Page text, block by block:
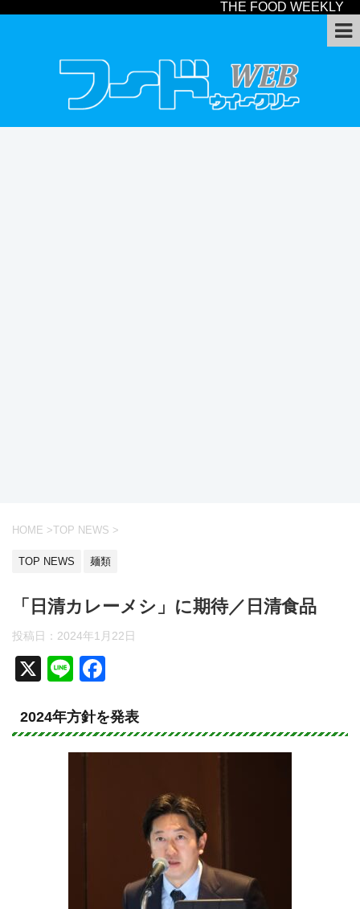
THE FOOD WEEKLY
HOME >TOP NEWS >
TOP NEWS 麺類
「日清カレーメシ」に期待／日清食品
投稿日： 2024年1月22日
X
Li
e
c
e
2024年方針を発表